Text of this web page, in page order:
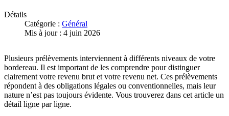
Détails
Catégorie : Général
Mis à jour : 4 juin 2026
Plusieurs prélèvements interviennent à différents niveaux de votre
bordereau. Il est important de les comprendre pour distinguer
clairement votre revenu brut et votre revenu net. Ces prélèvements
répondent à des obligations légales ou conventionnelles, mais leur
nature n’est pas toujours évidente. Vous trouverez dans cet article un
détail ligne par ligne.